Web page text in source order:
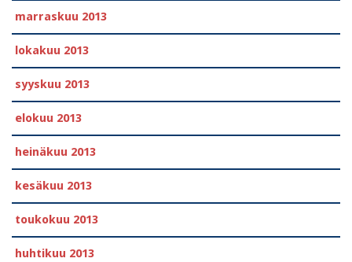
marraskuu 2013
lokakuu 2013
syyskuu 2013
elokuu 2013
heinäkuu 2013
kesäkuu 2013
toukokuu 2013
huhtikuu 2013